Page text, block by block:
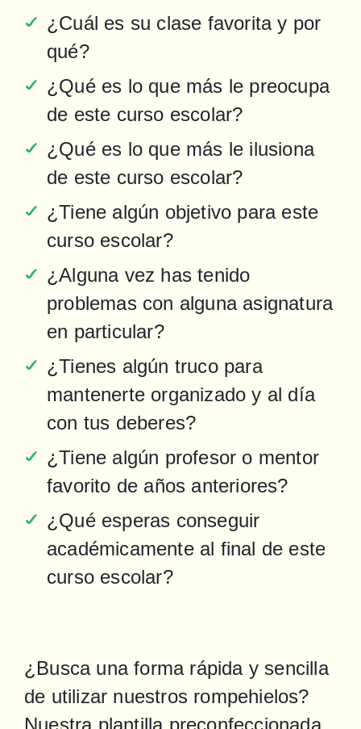
¿Cuál es su clase favorita y por
qué?
¿Qué es lo que más le preocupa
de este curso escolar?
¿Qué es lo que más le ilusiona
de este curso escolar?
¿Tiene algún objetivo para este
curso escolar?
¿Alguna vez has tenido
problemas con alguna asignatura
en particular?
¿Tienes algún truco para
mantenerte organizado y al día
con tus deberes?
¿Tiene algún profesor o mentor
favorito de años anteriores?
¿Qué esperas conseguir
académicamente al final de este
curso escolar?
¿Busca una forma rápida y sencilla
de utilizar nuestros rompehielos?
Nuestra plantilla preconfeccionada